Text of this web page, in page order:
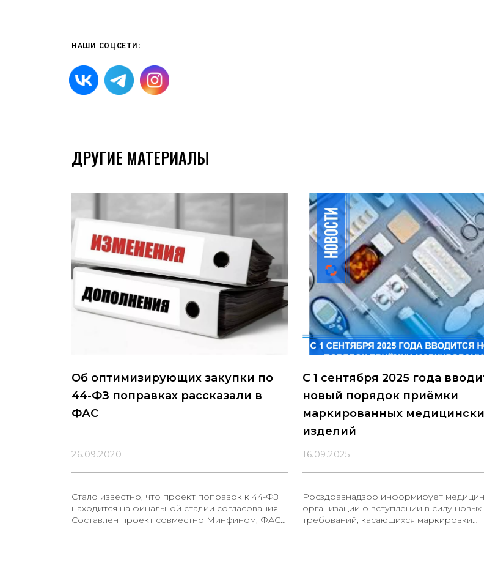
НАШИ СОЦСЕТИ:
ДРУГИЕ МАТЕРИАЛЫ
Об оптимизирующих закупки по
44-ФЗ поправках рассказали в
ФАС
26.09.2020
Стало известно, что проект поправок к 44-ФЗ
находится на финальной стадии согласования.
Составлен проект совместно Минфином, ФАС
С 1 сентября 2025 года
новый порядок приёмки
маркированных
изделий
16.09.2025
Росздравнадзор информирует
организации о вступлении в силу новых
требований, касающихся маркировки